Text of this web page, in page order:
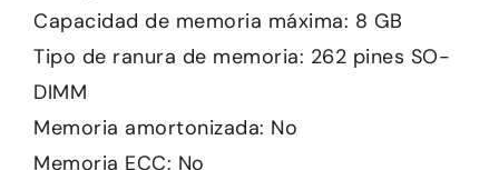
Capacidad de memoria máxima: 8 GB
Tipo de ranura de memoria: 262 pines SO-
DIMM
Memoria amortonizada: No
Memoria ECC: No